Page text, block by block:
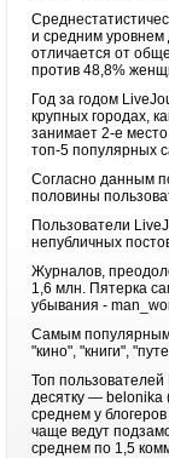
и средним уровнем
отличается от
против 48,8%
Год за годом
крупных городах,
занимает 2-е
топ-5 популярных
Согласно данным
половины
Пользователи
непубличных
Журналов,
1,6 млн. Пятерка
убывания -
Самым популярным
"кино", "книги",
Топ
десятку — belonika
среднем у
чаще ведут
среднем по 1,5